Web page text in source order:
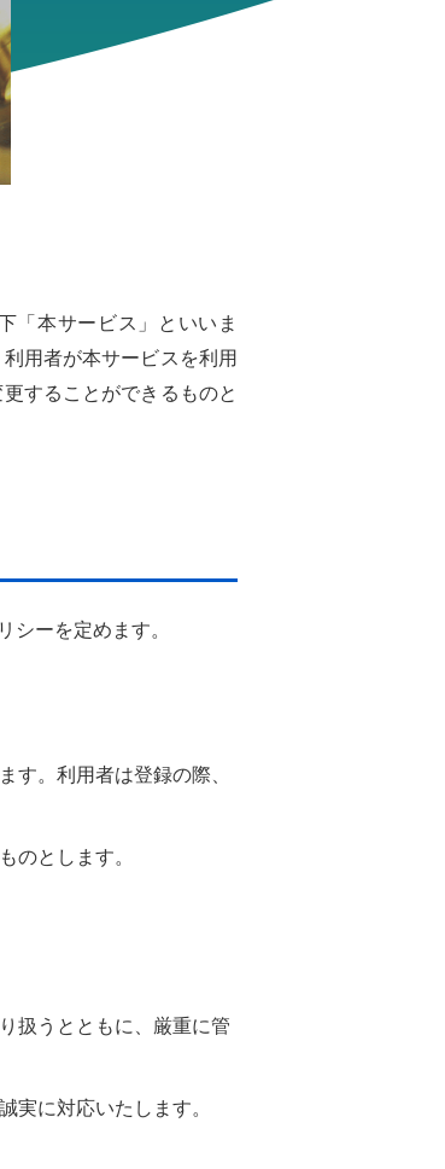
「本サービス」といいま
用者が本サービスを利用
することができるものと
シーを定めます。
す。利用者は登録の際、
のとします。
扱うとともに、厳重に管
実に対応いたします。